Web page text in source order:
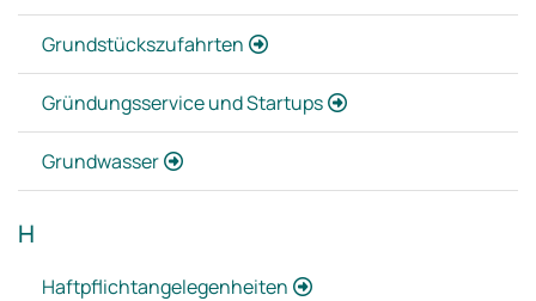
Grundstückszufahrten
Gründungsservice und Startups
Grundwasser
H
Haftpflichtangelegenheiten